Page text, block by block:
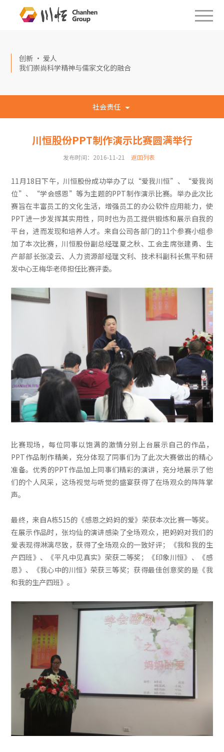
创新 · 爱人
我们崇尚科学精神与儒家文化的融合
社会责任
川恒股份PPT制作演示比赛圆满举行
发布时间：2016-11-21 返回列表
11月18日下午，川恒股份成功举办了以“爱我川恒”、“爱我岗
位”、“学会感恩”等为主题的PPT制作演示比赛。举办此次比
赛旨在丰富员工的文化生活，增强员工的办公软件应用能力，使
PPT进一步发挥其实用性，同时也为员工提供锻炼和展示自我的
平台，进而发现和培养人才。来自公司各部门的11个参赛小组参
加了本次比赛，川恒股份副总经理夏之秋、工会主席张建勇、生
产部部长张凌云、人力资源部经理文利、技术科副科长焦平和研
发中心王梅华老师担任比赛评委。
比赛现场，每位同事以饱满的激情分别上台展示自己的作品，
PPT作品制作精美，充分体现了同事们为了此次大赛做出的精心
准备。优秀的PPT作品加上同事们精彩的演讲，充分地展示了他
们的个人风采，这场视觉与听觉的盛宴获得了在场观众的阵阵掌
声。
最终，来自A栋515的《感恩之妈妈的爱》荣获本次比赛一等奖。
在展示作品时，张均仙的演讲感染了全场观众，把妈妈对我们的
爱表现得淋漓尽致，获得了全场观众的一致好评；《我和我的生
产四班》、《平凡中见真实》荣获二等奖；《印象川恒》、《感
恩》、《我心中的川恒》荣获三等奖；获得最佳创意奖的是《我
和我的生产四班》。